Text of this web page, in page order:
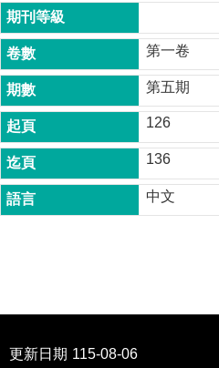
博
士
班
碩
士
班
在
職
專
國
第一卷
第五期
126
136
中文
更新日期 115-08-06